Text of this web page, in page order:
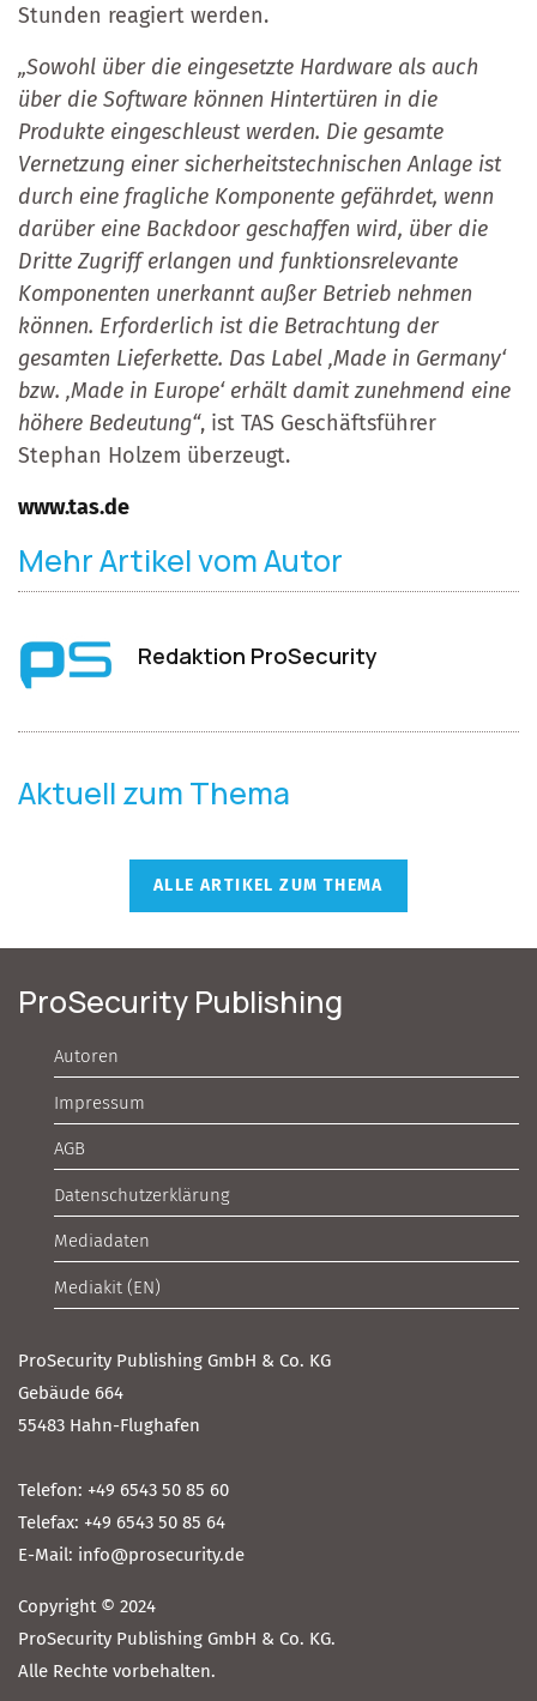
Stunden reagiert werden.
„Sowohl über die eingesetzte Hardware als auch
über die Software können Hintertüren in die
Produkte eingeschleust werden. Die gesamte
Vernetzung einer sicherheitstechnischen Anlage ist
durch eine fragliche Komponente gefährdet, wenn
darüber eine Backdoor geschaffen wird, über die
Dritte Zugriff erlangen und funktionsrelevante
Komponenten unerkannt außer Betrieb nehmen
können. Erforderlich ist die Betrachtung der
gesamten Lieferkette. Das Label ‚Made in Germany‘
bzw. ‚Made in Europe‘ erhält damit zunehmend eine
höhere Bedeutung“, ist TAS Geschäftsführer
Stephan Holzem überzeugt.
www.tas.de
Mehr Artikel vom Autor
Redaktion ProSecurity
Aktuell zum Thema
ALLE ARTIKEL ZUM THEMA
ProSecurity Publishing
Autoren
Impressum
AGB
Datenschutzerklärung
Mediadaten
Mediakit (EN)
ProSecurity Publishing GmbH & Co. KG
Gebäude 664
55483 Hahn-Flughafen
Telefon: +49 6543 50 85 60
Telefax: +49 6543 50 85 64
E-Mail: info@prosecurity.de
Copyright © 2024
ProSecurity Publishing GmbH & Co. KG.
Alle Rechte vorbehalten.